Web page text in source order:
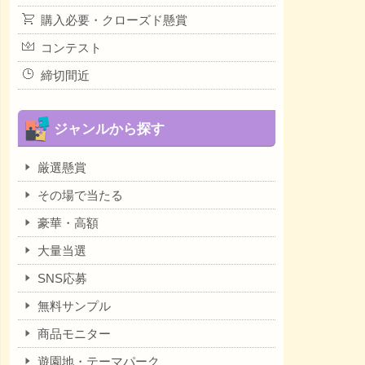
購入必要・クローズド懸賞
コンテスト
締切間近
ジャンルから探す
厳選懸賞
その場で当たる
豪華・高額
大量当選
SNS応募
無料サンプル
商品モニター
遊園地・テーマパーク